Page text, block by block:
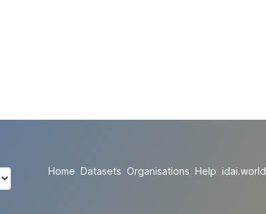
Home Datasets Organisations Help idai.world